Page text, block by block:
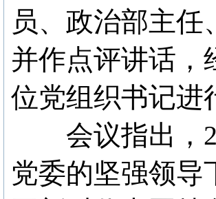
员、政治部主
并作点评讲话，
位党组织书记进
会议指出，
党委的坚强领导